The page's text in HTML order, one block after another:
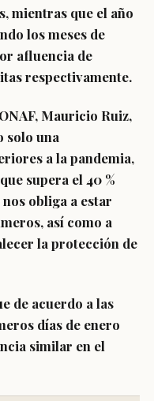
mientras que el año
los meses de
afluencia de
respectivamente.
Mauricio Ruiz,
solo una
a la pandemia,
supera el 40 %
obliga a estar
así como a
la protección de
de acuerdo a las
días de enero
similar en el